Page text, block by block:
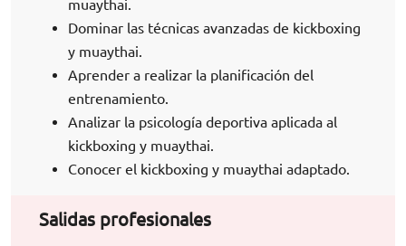
muaythai.
Dominar las técnicas avanzadas de kickboxing
y muaythai.
Aprender a realizar la planificación del
entrenamiento.
Analizar la psicología deportiva aplicada al
kickboxing y muaythai.
Conocer el kickboxing y muaythai adaptado.
Salidas profesionales